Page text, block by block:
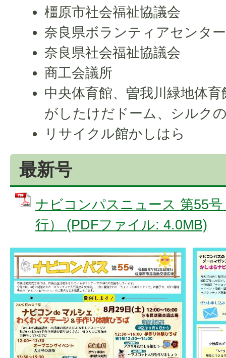
橿原市社会福祉協議会
奈良県ボランティアセンター
奈良県社会福祉協議会
商工会議所
中央体育館、曽我川緑地体
がしたけだドーム、シルク
リサイクル館かしはら
最新号
ナビコンパスニュース 第55
行） (PDFファイル: 4.0MB)